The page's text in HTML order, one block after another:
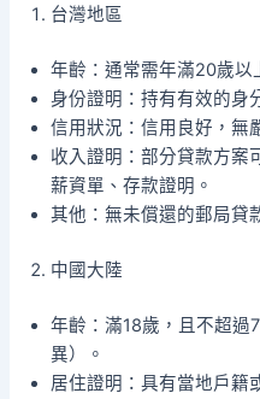
台灣地區
年齡：通常需年滿20歲以
身份證明：持有有效的身
信用狀況：信用良好，無
收入證明：部分貸款方案
薪資單、存款證明。
其他：無未償還的郵局貸
中國大陸
年齡：滿18歲，且不超過
異）。
居住證明：具有當地戶籍